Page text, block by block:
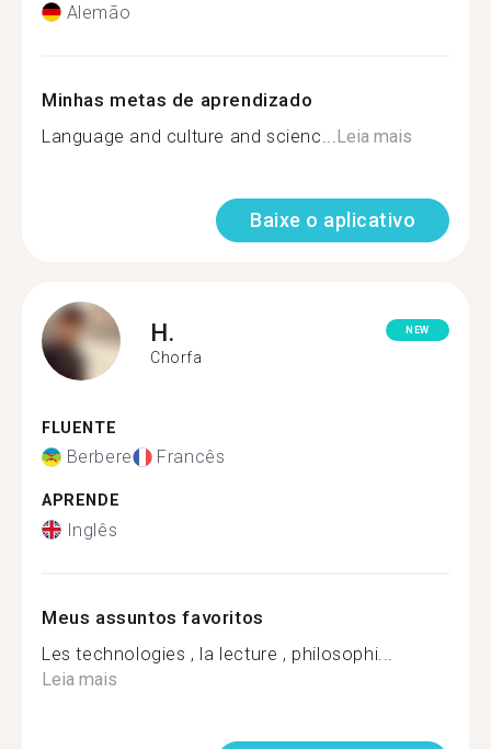
Alemão
Minhas metas de aprendizado
Language and culture and scienc... Leia mais
Baixe o aplicativo
H.
Chorfa
NEW
FLUENTE
Berbere Francês
APRENDE
Inglês
Meus assuntos favoritos
Les technologies , la lecture , philosophi...
Leia mais